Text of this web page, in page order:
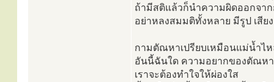
ถ้ามีสติแล้วก็นำความผิดออกจา
อย่าหลงสมมติทั้งหลาย มีรูป เสีย
กามตัณหาเปรียบเหมือนแม่น้ำไห
อันนี้ฉันใด ความอยากของตัณห
เราจะต้องทำใจให้ผ่องใส